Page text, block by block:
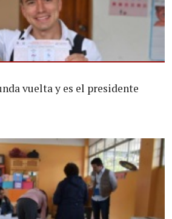
vuelta y es el presidente